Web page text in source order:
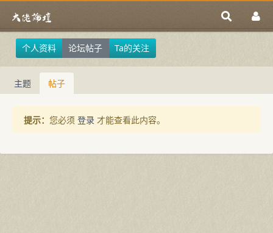
个人资料 论坛帖子 Ta的关注
主题 帖子
提示： 您必须 登录 才能查看此内容。